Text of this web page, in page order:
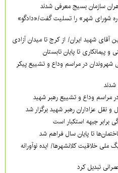
سازمان بسیج معرفی شدند
شورای شهر» را تسلیت گفت/«دادگو»
شهید ایران/ از کرج تا میدان آزادی
تا پایان تابستان
در مراسم وداع و تشییع پیکر
وداع و تشییع رهبر شهید
عزاداران رهبر شهید برگزار شد
برابر جبهه استکبار است
تا پایان سال فراهم شد
خلاقیت کلانشهرها/ ایده نوآورانه
تبدیل کرد